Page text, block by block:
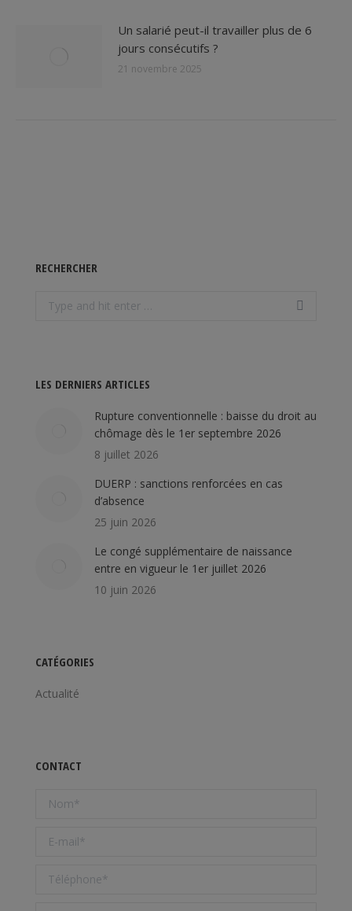
Un salarié peut-il travailler plus de 6
jours consécutifs ?
21 novembre 2025
RECHERCHER
Search:
LES DERNIERS ARTICLES
Rupture conventionnelle : baisse du droit au
chômage dès le 1er septembre 2026
8 juillet 2026
DUERP : sanctions renforcées en cas
d’absence
25 juin 2026
Le congé supplémentaire de naissance
entre en vigueur le 1er juillet 2026
10 juin 2026
CATÉGORIES
Actualité
CONTACT